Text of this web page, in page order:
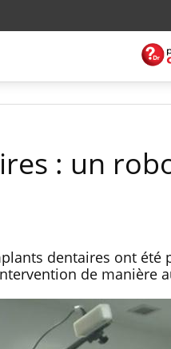
: un
dentaires ont été
de manière